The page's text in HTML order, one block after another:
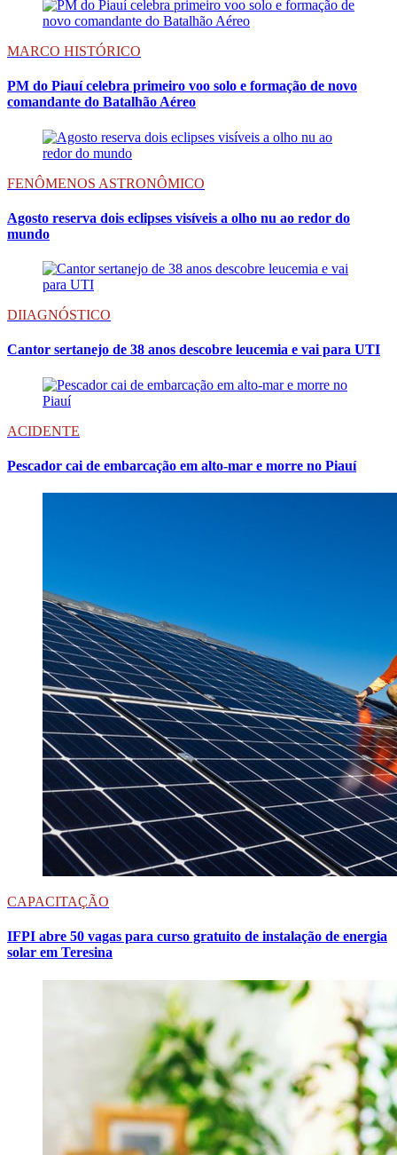
MARCO HISTÓRICO
PM do Piauí celebra primeiro voo solo e formação de novo
comandante do Batalhão Aéreo
FENÔMENOS ASTRONÔMICO
Agosto reserva dois eclipses visíveis a olho nu ao redor do
mundo
DIIAGNÓSTICO
Cantor sertanejo de 38 anos descobre leucemia e vai para UTI
ACIDENTE
Pescador cai de embarcação em alto-mar e morre no Piauí
CAPACITAÇÃO
IFPI abre 50 vagas para curso gratuito de instalação de energia
solar em Teresina